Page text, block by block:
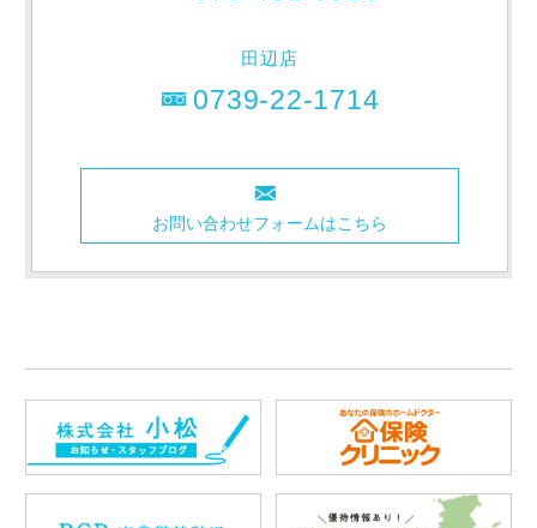
田辺店
0739-22-1714
お問い合わせフォームはこちら